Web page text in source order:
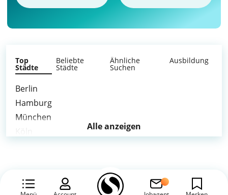
Top
Städte
Beliebte
Städte
Ähnliche
Suchen
Ausbildung
Berlin
Hamburg
München
Leipzig
Alle anzeigen